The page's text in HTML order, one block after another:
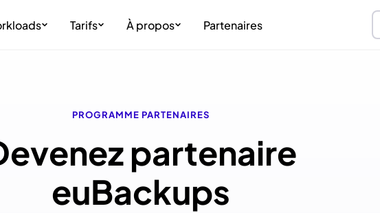
Tarifs À propos Partenaires
PROGRAMME PARTENAIRES
partenaire
euBackups